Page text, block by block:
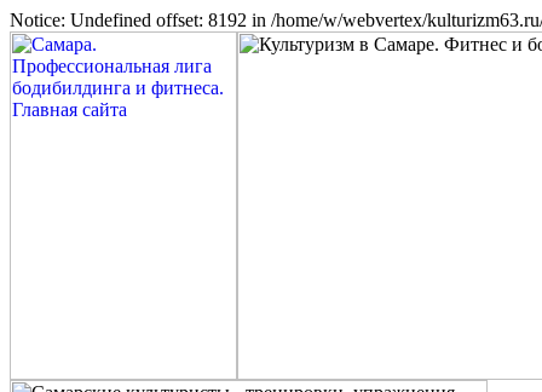
Notice: Undefined offset: 8192 in /home/w/webvertex/